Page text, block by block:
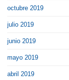
octubre 2019
julio 2019
junio 2019
mayo 2019
abril 2019